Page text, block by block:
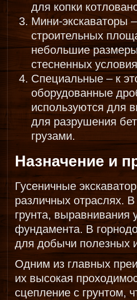
для копки
Мини-экскаваторы
строительных
небольшие
стесненных
Специальные – к
оборудованные
используются для
для разрушения
грузами.
Назначение и
Гусеничные
различных отраслях.
грунта, выравнивания
фундамента. В
для добычи полезных
Одним из главных
их высокая
сцепление с грунтом,